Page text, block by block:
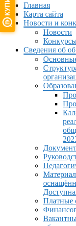
МенюГлавная
Карта сайта
Новости и
Новости
Сведения об
Платные